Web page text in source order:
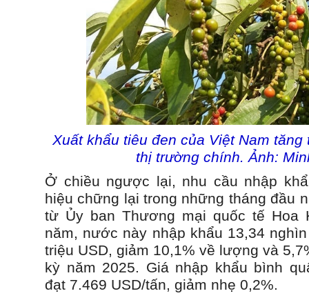
Xuất khẩu tiêu đen của Việt Nam
thị trường chính. Ảnh:
Ở chiều ngược lại, nhu cầu nhập
hiệu chững lại trong những tháng đầu
từ Ủy ban Thương mại quốc tế Hoa
năm, nước này nhập khẩu 13,34
triệu USD, giảm 10,1% về lượng và
kỳ năm 2025. Giá nhập khẩu bình
đạt 7.469 USD/tấn, giảm nhẹ 0,2%.